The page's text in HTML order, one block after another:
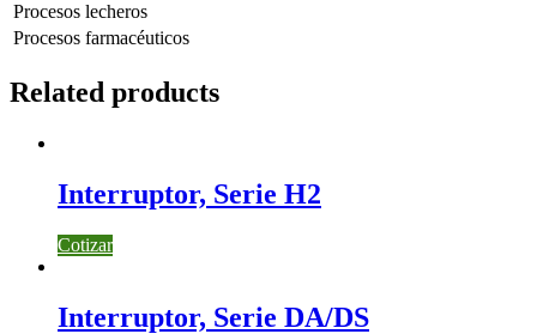
Procesos lecheros
Procesos farmacéuticos
Related products
Interruptor, Serie H2
Cotizar
Interruptor, Serie DA/DS